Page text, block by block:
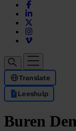
Translate
Leeshulp
Buren